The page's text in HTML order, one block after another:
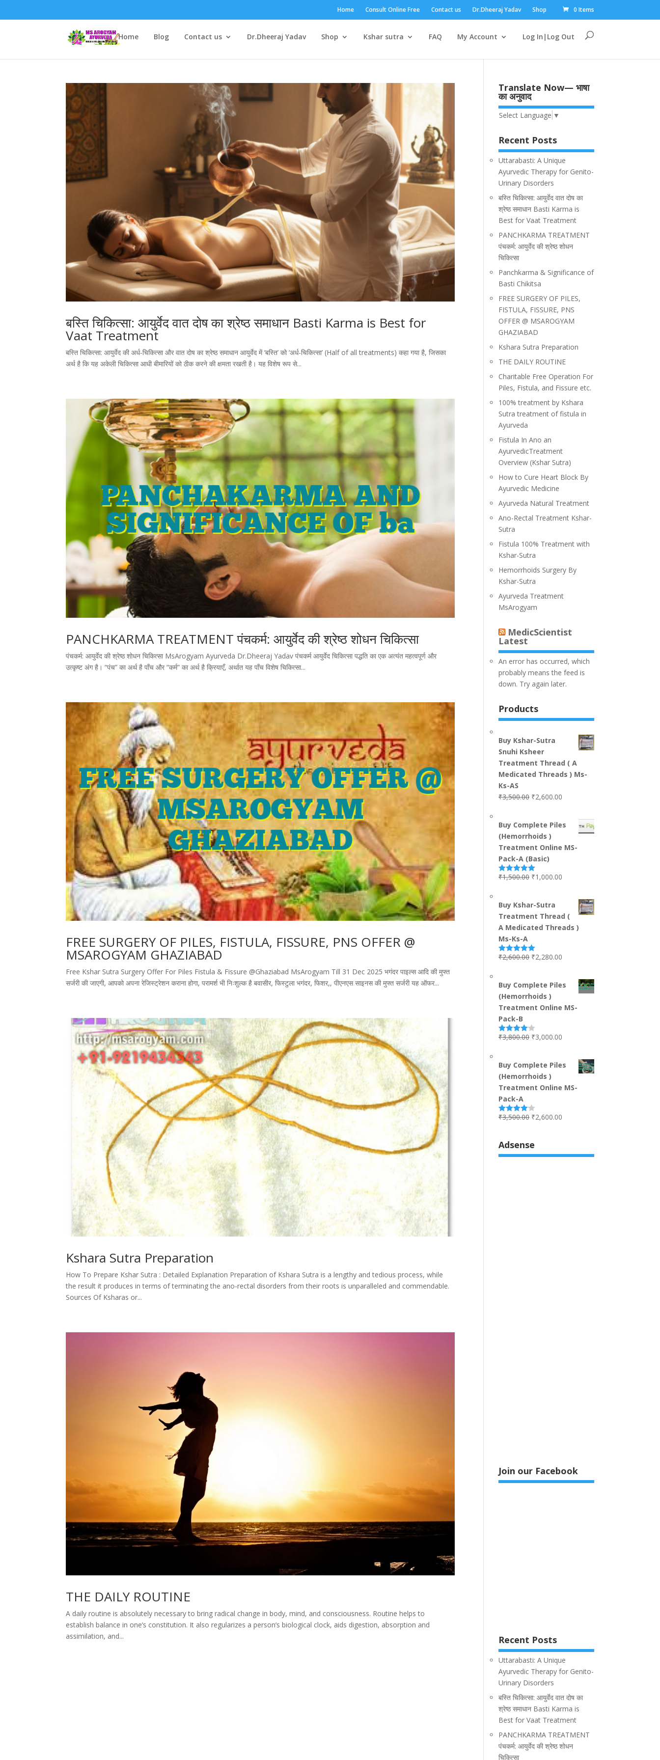
Home Consult Online Free Contact us Dr.Dheeraj Yadav Shop 0 Items
Home Blog Contact us Dr.Dheeraj Yadav Shop Kshar sutra FAQ My Account Log In|Log Out
बस्ति चिकित्सा: आयुर्वेद वात दोष का श्रेष्ठ समाधान Basti Karma is Best for
Vaat Treatment
बस्ति चिकित्सा: आयुर्वेद की अर्ध-चिकित्सा और वात दोष का श्रेष्ठ समाधान आयुर्वेद में ‘बस्ति’ को ‘अर्ध-चिकित्सा’ (Half of all treatments) कहा गया है, जिसका
अर्थ है कि यह अकेली चिकित्सा आधी बीमारियों को ठीक करने की क्षमता रखती है। यह विशेष रूप से...
PANCHKARMA TREATMENT पंचकर्म: आयुर्वेद की श्रेष्ठ शोधन चिकित्सा
पंचकर्म: आयुर्वेद की श्रेष्ठ शोधन चिकित्सा MsArogyam Ayurveda Dr.Dheeraj Yadav पंचकर्म आयुर्वेद चिकित्सा पद्धति का एक अत्यंत महत्वपूर्ण और
उत्कृष्ट अंग है। “पंच” का अर्थ है पाँच और “कर्म” का अर्थ है क्रियाएँ, अर्थात यह पाँच विशेष चिकित्सा...
FREE SURGERY OF PILES, FISTULA, FISSURE, PNS OFFER @
MSAROGYAM GHAZIABAD
Free Kshar Sutra Surgery Offer For Piles Fistula & Fissure @Ghaziabad MsArogyam Till 31 Dec 2025 भगंदर पाइल्स आदि की मुफ्त
सर्जरी की जाएगी, आपको अपना रेजिस्ट्रेशन कराना होगा, परामर्श भी निःशुल्क है बवासीर, फिस्टुला भगंदर, फिशर,, पीएनएस साइनस की मुफ्त सर्जरी यह ऑफर...
Kshara Sutra Preparation
How To Prepare Kshar Sutra : Detailed Explanation Preparation of Kshara Sutra is a lengthy and tedious process, while
the result it produces in terms of terminating the ano-rectal disorders from their roots is unparalleled and commendable.
Sources Of Ksharas or...
THE DAILY ROUTINE
A daily routine is absolutely necessary to bring radical change in body, mind, and consciousness. Routine helps to
establish balance in one’s constitution. It also regularizes a person’s biological clock, aids digestion, absorption and
assimilation, and...
Translate Now— भाषा
का अनुवाद
Select Language ▼
Recent Posts
Uttarabasti: A Unique
Ayurvedic Therapy for Genito-
Urinary Disorders
बस्ति चिकित्सा: आयुर्वेद वात दोष का
श्रेष्ठ समाधान Basti Karma is
Best for Vaat Treatment
PANCHKARMA TREATMENT
पंचकर्म: आयुर्वेद की श्रेष्ठ शोधन
चिकित्सा
Panchkarma & Significance of
Basti Chikitsa
FREE SURGERY OF PILES,
FISTULA, FISSURE, PNS
OFFER @ MSAROGYAM
GHAZIABAD
Kshara Sutra Preparation
THE DAILY ROUTINE
Charitable Free Operation For
Piles, Fistula, and Fissure etc.
100% treatment by Kshara
Sutra treatment of fistula in
Ayurveda
Fistula In Ano an
AyurvedicTreatment
Overview (Kshar Sutra)
How to Cure Heart Block By
Ayurvedic Medicine
Ayurveda Natural Treatment
Ano-Rectal Treatment Kshar-
Sutra
Fistula 100% Treatment with
Kshar-Sutra
Hemorrhoids Surgery By
Kshar-Sutra
Ayurveda Treatment
MsArogyam
MedicScientist
Latest
An error has occurred, which
probably means the feed is
down. Try again later.
Products
Buy Kshar-Sutra
Snuhi Ksheer
Treatment Thread ( A
Medicated Threads ) Ms-
Ks-AS
₹3,500.00 ₹2,600.00
Buy Complete Piles
(Hemorrhoids )
Treatment Online MS-
Pack-A (Basic)
Rated5.00
₹1,500.00 ₹1,000.00
Buy Kshar-Sutra
Treatment Thread (
A Medicated Threads )
Ms-Ks-A
Rated5.00
₹2,600.00 ₹2,280.00
Buy Complete Piles
(Hemorrhoids )
Treatment Online MS-
Pack-B
Rated
₹3,800.00 ₹3,000.00
Buy Complete Piles
(Hemorrhoids )
Treatment Online MS-
Pack-A
Rated
₹3,500.00 ₹2,600.00
Adsense
Join our Facebook
Recent Posts
Uttarabasti: A Unique
Ayurvedic Therapy for Genito-
Urinary Disorders
बस्ति चिकित्सा: आयुर्वेद वात दोष का
श्रेष्ठ समाधान Basti Karma is
Best for Vaat Treatment
PANCHKARMA TREATMENT
पंचकर्म: आयुर्वेद की श्रेष्ठ शोधन
चिकित्सा